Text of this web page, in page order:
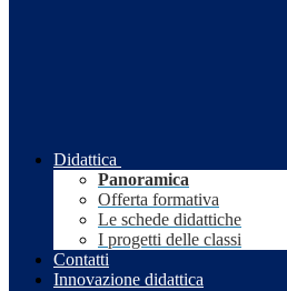
Didattica
Panoramica
Offerta formativa
Le schede didattiche
I progetti delle classi
Contatti
Innovazione didattica